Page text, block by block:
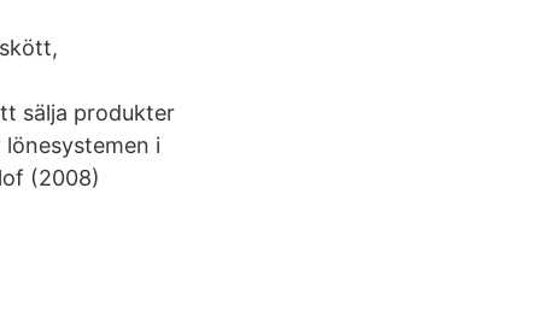
sälja produkter
i
(2008)